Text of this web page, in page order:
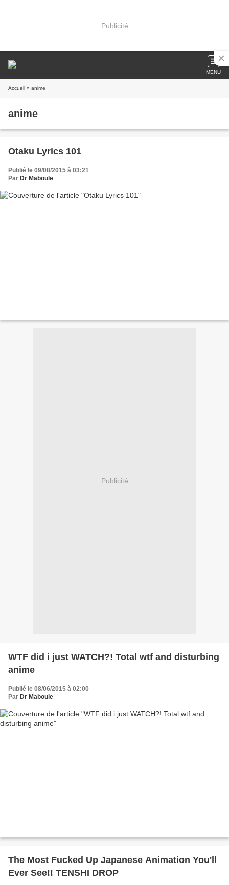
Publicité
MENU
Accueil » anime
anime
Otaku Lyrics 101
Publié le 09/08/2015 à 03:21
Par Dr Maboule
Publicité
WTF did i just WATCH?! Total wtf and disturbing
anime
Publié le 08/06/2015 à 02:00
Par Dr Maboule
The Most Fucked Up Japanese Animation You'll
Ever See!! TENSHI DROP